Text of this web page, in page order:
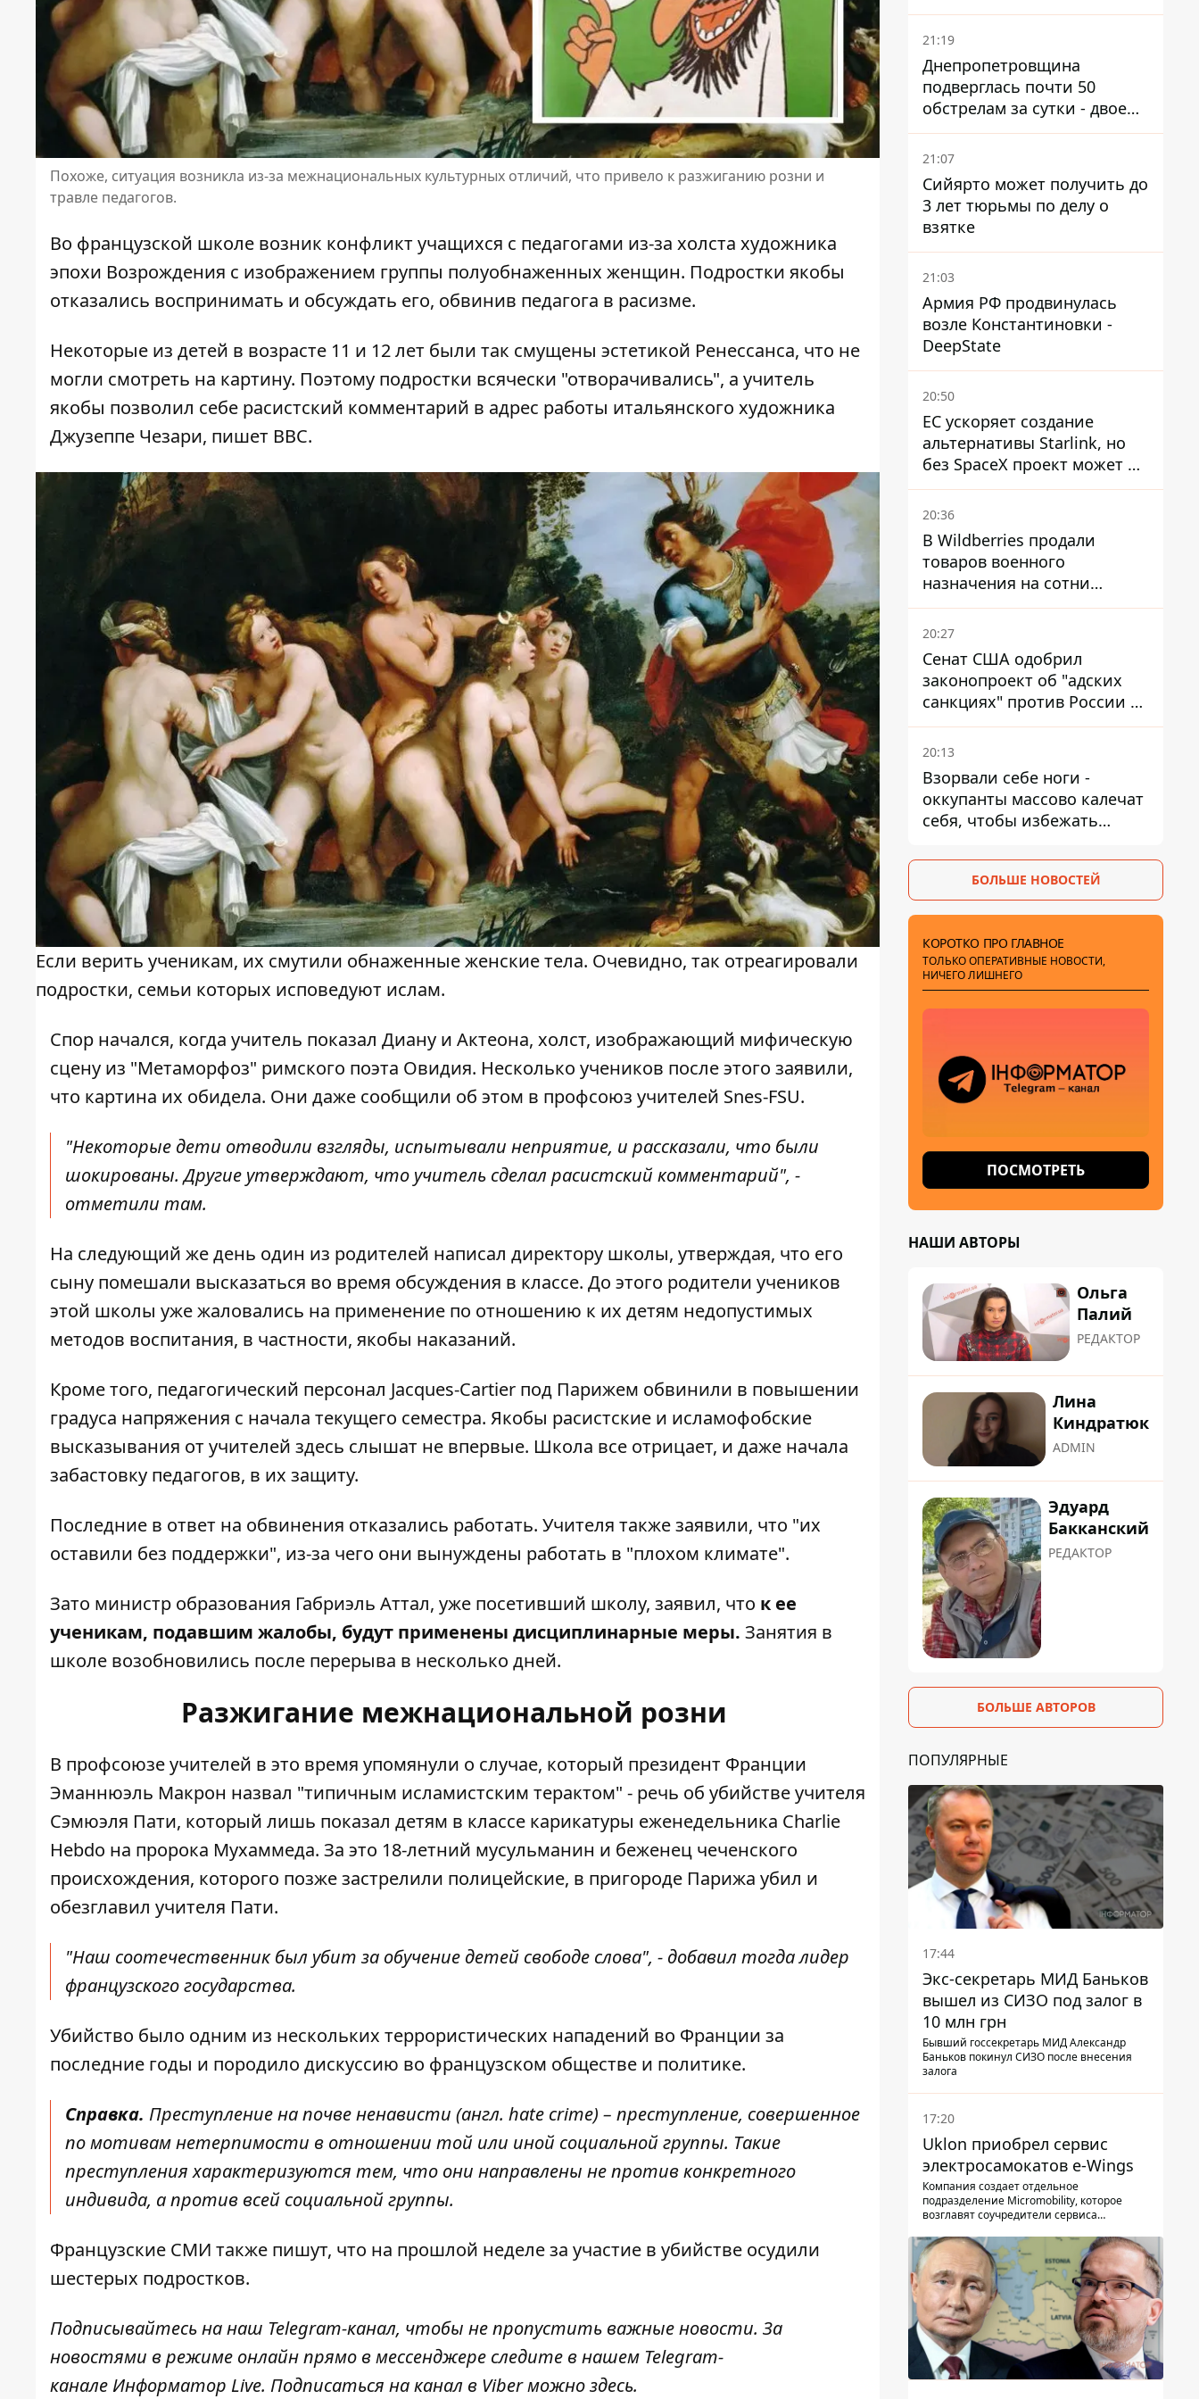
Похоже, ситуация возникла из-за межнациональных культурных отличий, что привело к разжиганию розни и
травле педагогов.
Во французской школе возник конфликт учащихся с педагогами из-за холста художника
эпохи Возрождения с изображением группы полуобнаженных женщин. Подростки якобы
отказались воспринимать и обсуждать его, обвинив педагога в расизме.
Некоторые из детей в возрасте 11 и 12 лет были так смущены эстетикой Ренессанса, что не
могли смотреть на картину. Поэтому подростки всячески "отворачивались", а учитель
якобы позволил себе расистский комментарий в адрес работы итальянского художника
Джузеппе Чезари, пишет BBC.
Если верить ученикам, их смутили обнаженные женские тела. Очевидно, так отреагировали
подростки, семьи которых исповедуют ислам.
Спор начался, когда учитель показал Диану и Актеона, холст, изображающий мифическую
сцену из "Метаморфоз" римского поэта Овидия. Несколько учеников после этого заявили,
что картина их обидела. Они даже сообщили об этом в профсоюз учителей Snes-FSU.
"Некоторые дети отводили взгляды, испытывали неприятие, и рассказали, что были
шокированы. Другие утверждают, что учитель сделал расистский комментарий", -
отметили там.
На следующий же день один из родителей написал директору школы, утверждая, что его
сыну помешали высказаться во время обсуждения в классе. До этого родители учеников
этой школы уже жаловались на применение по отношению к их детям недопустимых
методов воспитания, в частности, якобы наказаний.
Кроме того, педагогический персонал Jacques-Cartier под Парижем обвинили в повышении
градуса напряжения с начала текущего семестра. Якобы расистские и исламофобские
высказывания от учителей здесь слышат не впервые. Школа все отрицает, и даже начала
забастовку педагогов, в их защиту.
Последние в ответ на обвинения отказались работать. Учителя также заявили, что "их
оставили без поддержки", из-за чего они вынуждены работать в "плохом климате".
Зато министр образования Габриэль Аттал, уже посетивший школу, заявил, что к ее
ученикам, подавшим жалобы, будут применены дисциплинарные меры. Занятия в
школе возобновились после перерыва в несколько дней.
Разжигание межнациональной розни
В профсоюзе учителей в это время упомянули о случае, который президент Франции
Эманнюэль Макрон назвал "типичным исламистским терактом" - речь об убийстве учителя
Сэмюэля Пати, который лишь показал детям в классе карикатуры еженедельника Charlie
Hebdo на пророка Мухаммеда. За это 18-летний мусульманин и беженец чеченского
происхождения, которого позже застрелили полицейские, в пригороде Парижа убил и
обезглавил учителя Пати.
"Наш соотечественник был убит за обучение детей свободе слова", - добавил тогда лидер
французского государства.
Убийство было одним из нескольких террористических нападений во Франции за
последние годы и породило дискуссию во французском обществе и политике.
Справка. Преступление на почве ненависти (англ. hate crime) – преступление, совершенное
по мотивам нетерпимости в отношении той или иной социальной группы. Такие
преступления характеризуются тем, что они направлены не против конкретного
индивида, а против всей социальной группы.
Французские СМИ также пишут, что на прошлой неделе за участие в убийстве осудили
шестерых подростков.
Подписывайтесь на наш Telegram-канал, чтобы не пропустить важные новости. За
новостями в режиме онлайн прямо в мессенджере следите в нашем Telegram-
канале Информатор Live. Подписаться на канал в Viber можноздесь.
21:19
Днепропетровщина
подверглась почти 50
обстрелам за сутки - двое
погибших, шесть
пострадавших
21:07
Сийярто может получить до
3 лет тюрьмы по делу о
взятке
21:03
Армия РФ продвинулась
возле Константиновки -
DeepState
20:50
ЕС ускоряет создание
альтернативы Starlink, но
без SpaceX проект может не
обойтись
20:36
В Wildberries продали
товаров военного
назначения на сотни
миллионов, но удары ВСУ
изменили ситуацию
20:27
Сенат США одобрил
законопроект об "адских
санкциях" против России и
Ирана
20:13
Взорвали себе ноги -
оккупанты массово калечат
себя, чтобы избежать
БОЛЬШЕ НОВОСТЕЙ
КОРОТКО ПРО ГЛАВНОЕ
ТОЛЬКО ОПЕРАТИВНЫЕ НОВОСТИ,
НИЧЕГО ЛИШНЕГО
ПОСМОТРЕТЬ
НАШИ АВТОРЫ
Ольга
Палий
РЕДАКТОР
Лина
Киндратюк
ADMIN
Эдуард
Бакканский
РЕДАКТОР
БОЛЬШЕ АВТОРОВ
ПОПУЛЯРНЫЕ
17:44
Экс-секретарь МИД Баньков
вышел из СИЗО под залог в
10 млн грн
Бывший госсекретарь МИД Александр
Баньков покинул СИЗО после внесения
залога
17:20
Uklon приобрел сервис
электросамокатов e-Wings
Компания создает отдельное
подразделение Micromobility, которое
возглавят соучредители сервиса